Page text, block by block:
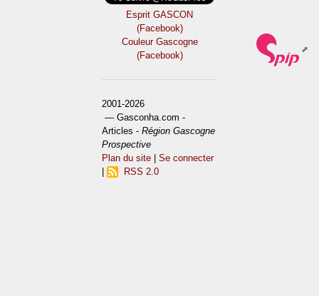
Esprit GASCON
(Facebook)
Couleur Gascogne
(Facebook)
2001-2026
— Gasconha.com -
Articles -Région Gascogne
Prospective
Plan du site |Se connecter
RSS 2.0